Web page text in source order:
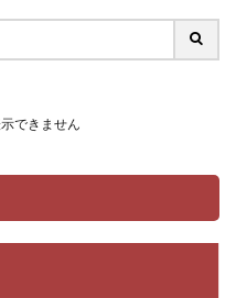
できません